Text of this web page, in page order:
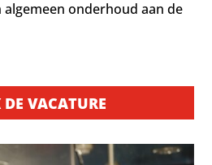
onderhoud aan de
DE VACATURE